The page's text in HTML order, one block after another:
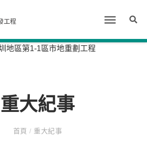
重大紀事
首頁/ 重大紀事